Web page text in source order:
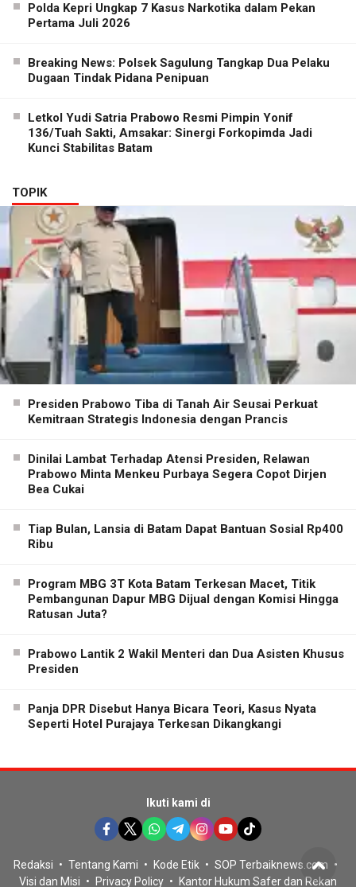
Polda Kepri Ungkap 7 Kasus Narkotika dalam Pekan
Pertama Juli 2026
Breaking News: Polsek Sagulung Tangkap Dua Pelaku
Dugaan Tindak Pidana Penipuan
Letkol Yudi Satria Prabowo Resmi Pimpin Yonif
136/Tuah Sakti, Amsakar: Sinergi Forkopimda Jadi
Kunci Stabilitas Batam
TOPIK
Presiden Prabowo Tiba di Tanah Air Seusai Perkuat
Kemitraan Strategis Indonesia dengan Prancis
Dinilai Lambat Terhadap Atensi Presiden, Relawan
Prabowo Minta Menkeu Purbaya Segera Copot Dirjen
Bea Cukai
Tiap Bulan, Lansia di Batam Dapat Bantuan Sosial Rp400
Ribu
Program MBG 3T Kota Batam Terkesan Macet, Titik
Pembangunan Dapur MBG Dijual dengan Komisi Hingga
Ratusan Juta?
Prabowo Lantik 2 Wakil Menteri dan Dua Asisten Khusus
Presiden
Panja DPR Disebut Hanya Bicara Teori, Kasus Nyata
Seperti Hotel Purajaya Terkesan Dikangkangi
Ikuti kami di
Redaksi Tentang Kami Kode Etik
SOP Terbaiknews.com
Visi dan Misi
Privacy Policy Kantor Hukum Safer dan Rekan